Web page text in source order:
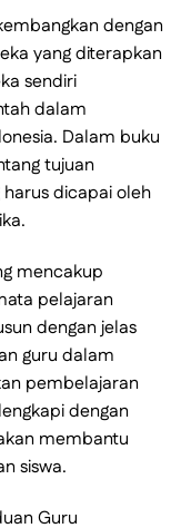
dengan
yang diterapkan
sendiri
dalam
Dalam buku
tujuan
dicapai oleh
mencakup
pelajaran
dengan jelas
guru dalam
pembelajaran
dengan
membantu
siswa.
Guru